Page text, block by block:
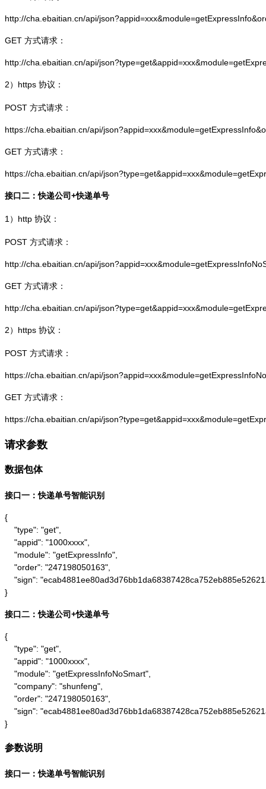
http://cha.ebaitian.cn/api/
GET 方式请求：
http://cha.ebaitian.cn/api/
2） https 协议：
POST 方式请求：
https://cha.ebaitian.cn/api/
GET 方式请求：
https://cha.ebaitian.cn/api/
接口二：快递公司+快递单号
1） http 协议：
POST 方式请求：
http://cha.ebaitian.cn/api/
GET 方式请求：
http://cha.ebaitian.cn/api/
2） https 协议：
POST 方式请求：
https://cha.ebaitian.cn/api/
GET 方式请求：
https://cha.ebaitian.cn/api/
请求参数
数据包体
接口一：快递单号智能识别
{
    "type": "get",
    "appid": "1000xxxx",
    "module": "getExpressInfo",
    "order": "247198050163",
"sign":
}
接口二：快递公司+快递单号
{
    "type": "get",
    "appid": "1000xxxx",
    "module": "getExpressInfoNoSmart",
    "company": "shunfeng",
    "order": "247198050163",
"sign":
}
参数说明
接口一：快递单号智能识别